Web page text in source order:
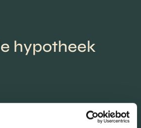
hypotheek
berekening een afspraak in met de